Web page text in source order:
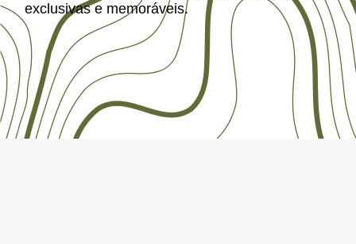
exclusivas e memoráveis.